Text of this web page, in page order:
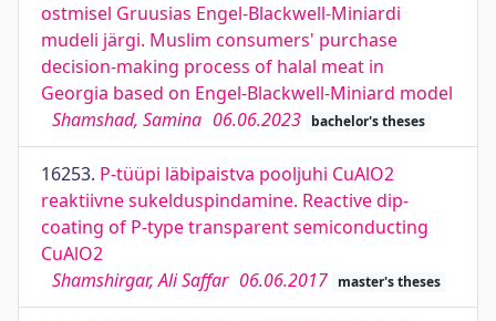
ostmisel Gruusias Engel-Blackwell-Miniardi
mudeli järgi. Muslim consumers' purchase
decision-making process of halal meat in
Georgia based on Engel-Blackwell-Miniard model
Shamshad, Samina 06.06.2023 bachelor's theses
16253. P-tüüpi läbipaistva pooljuhi CuAlO2
reaktiivne sukelduspindamine. Reactive dip-
coating of P-type transparent semiconducting
CuAlO2
Shamshirgar, Ali Saffar 06.06.2017 master's theses